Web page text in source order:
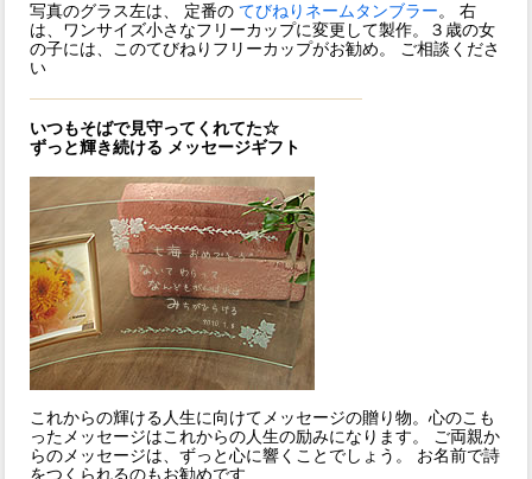
写真のグラス左は、 定番の てびねりネームタンブラー。 右
は、ワンサイズ小さなフリーカップに変更して製作。３歳の女
の子には、このてびねりフリーカップがお勧め。 ご相談くださ
い
いつもそばで見守ってくれてた☆
ずっと輝き続ける メッセージギフト
これからの輝ける人生に向けてメッセージの贈り物。心のこも
ったメッセージはこれからの人生の励みになります。 ご両親か
らのメッセージは、ずっと心に響くことでしょう。 お名前で詩
をつくられるのもお勧めです